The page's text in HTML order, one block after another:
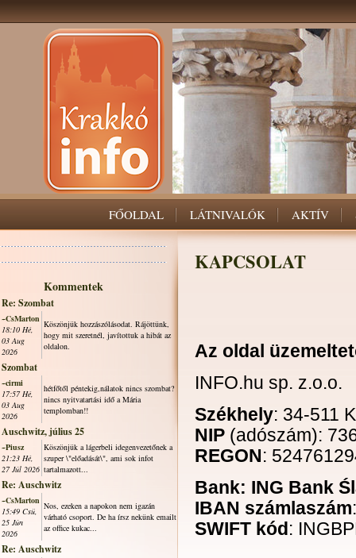
FŐOLDAL LÁTNIVALÓK AKTÍV
Kommentek
Re: Szombat
~CsMarton
18:10 Hé,
03 Aug
2026
Köszönjük hozzászólásodat. Rájöttünk,
hogy mit szeretnél, javítottuk a hibát az
oldalon.
Szombat
~cirmi
17:57 Hé,
03 Aug
2026
hétfőtől péntekig,nálatok nincs szombat?
nincs nyitvatartási idő a Mária
templomban!!
Auschwitz, július 25
~Piusz
21:23 Hé,
27 Júl 2026
Köszönjük a lágerbeli idegenvezetőnek a
szuper \"előadását\", ami sok infot
tartalmazott...
Re: Auschwitz
~CsMarton
15:49 Csü,
25 Jún
2026
Nos, ezeken a napokon nem igazán
várható csoport. De ha írsz nekünk emailt
az office kukac...
Re: Auschwitz
KAPCSOLAT
Az oldal
INFO.hu sp. z.o.o.
Székhely: 34-511
NIP(adószám):
REGON:
Bank: ING Bank
IBAN számlaszám
SWIFT kód :